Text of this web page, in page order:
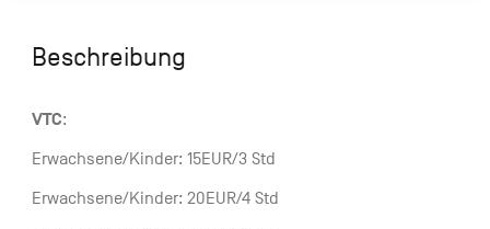
Beschreibung
VTC:
Erwachsene/Kinder: 15EUR/3 Std
Erwachsene/Kinder: 20EUR/4 Std